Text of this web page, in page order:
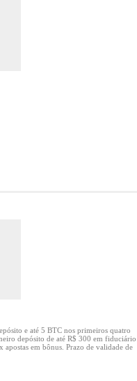
e até 5 BTC nos primeiros quatro
depósito de até R$ 300 em fiduciário
apostas em bônus. Prazo de validade de